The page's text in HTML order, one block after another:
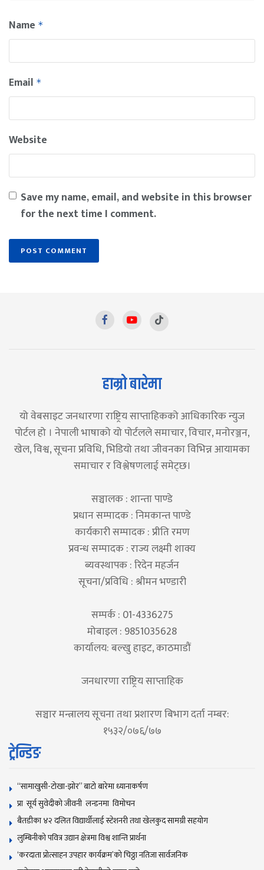
Name *
Email *
Website
Save my name, email, and website in this browser
for the next time I comment.
हाम्रो बारेमा
यो वेबसाइट जनधारणा राष्ट्रिय साप्ताहिकको आधिकारिक न्युज
पोर्टल हो । नेपाली भाषाको यो पोर्टलले समाचार, विचार, मनोरञ्जन,
खेल, विश्व, सूचना प्रविधि, भिडियो तथा जीवनका विभिन्न आयामका
समाचार र विश्लेषणलाई समेट्छ।
सञ्चालक : शान्ता पाण्डे
प्रधान सम्पादक : निमकान्त पाण्डे
कार्यकारी सम्पादक : प्रीति रमण
प्रवन्ध सम्पादक : राज्य लक्ष्मी शाक्य
ब्यवस्थापक : रिदेन महर्जन
सूचना/प्रविधि : श्रीमन भण्डारी
सम्पर्क : 01-4336275
मोबाइल : 9851035628
कार्यालय: बल्खु हाइट, काठमाडौं
जनधारणा राष्ट्रिय साप्ताहिक
सञ्चार मन्त्रालय सूचना तथा प्रशारण बिभाग दर्ता नम्बर:
१५३२/०७६/७७
ट्रेन्डिङ
“सामाखुसी-टोखा-झोर” बाटो बारेमा ध्यानाकर्षण
प्रा सूर्य सुवेदीको जीवनी लन्डनमा विमोचन
बैतडीका ४२ दलित विद्यार्थीलाई स्टेशनरी तथा खेलकुद सामग्री सहयोग
लुम्बिनीको पवित्र उद्यान क्षेत्रमा विश्व शान्ति प्रार्थना
‘करदाता प्रोत्साहन उपहार कार्यक्रम’को चिठ्ठा नतिजा सार्वजनिक